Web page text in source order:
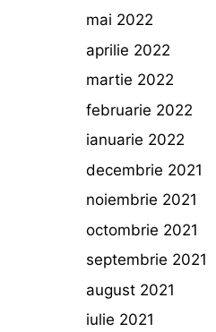
mai 2022
aprilie 2022
martie 2022
februarie 2022
ianuarie 2022
decembrie 2021
noiembrie 2021
octombrie 2021
septembrie 2021
august 2021
iulie 2021